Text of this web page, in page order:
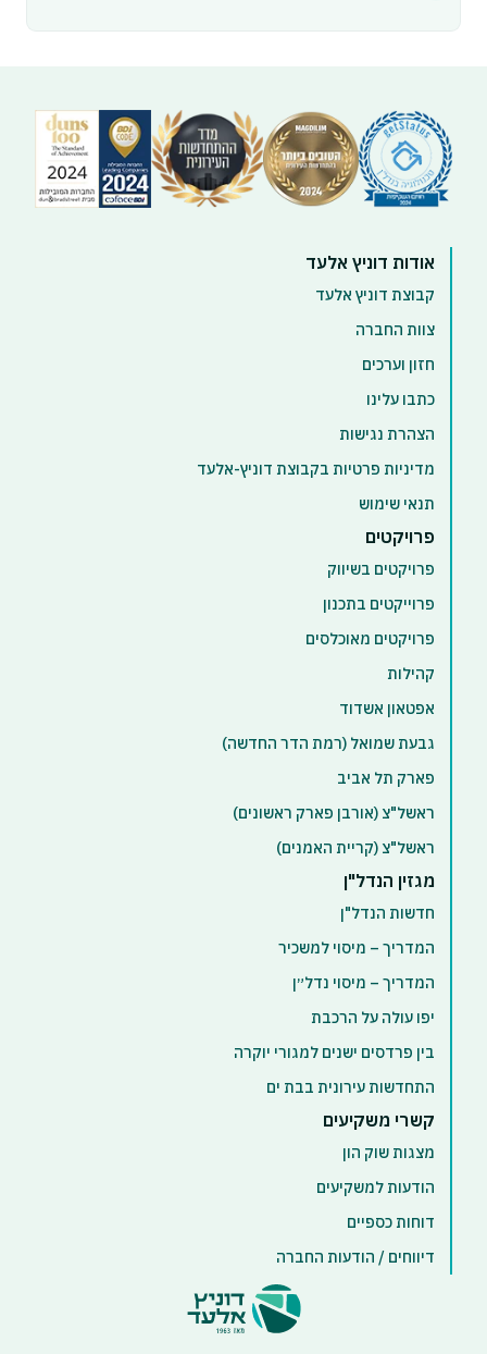
אודות דוניץ אלעד
קבוצת דוניץ אלעד
צוות החברה
חזון וערכים
כתבו עלינו
הצהרת נגישות
מדיניות פרטיות בקבוצת דוניץ-אלעד
תנאי שימוש
פרויקטים
פרויקטים בשיווק
פרוייקטים בתכנון
פרויקטים מאוכלסים
קהילות
אפטאון אשדוד
גבעת שמואל (רמת הדר החדשה)
פארק תל אביב
ראשל"צ (אורבן פארק ראשונים)
ראשל"צ (קריית האמנים)
מגזין הנדל"ן
חדשות הנדל"ן
המדריך – מיסוי למשכיר
המדריך – מיסוי נדל״ן
יפו עולה על הרכבת
בין פרדסים ישנים למגורי יוקרה
התחדשות עירונית בבת ים
קשרי משקיעים
מצגות שוק הון
הודעות למשקיעים
דוחות כספיים
דיווחים / הודעות החברה